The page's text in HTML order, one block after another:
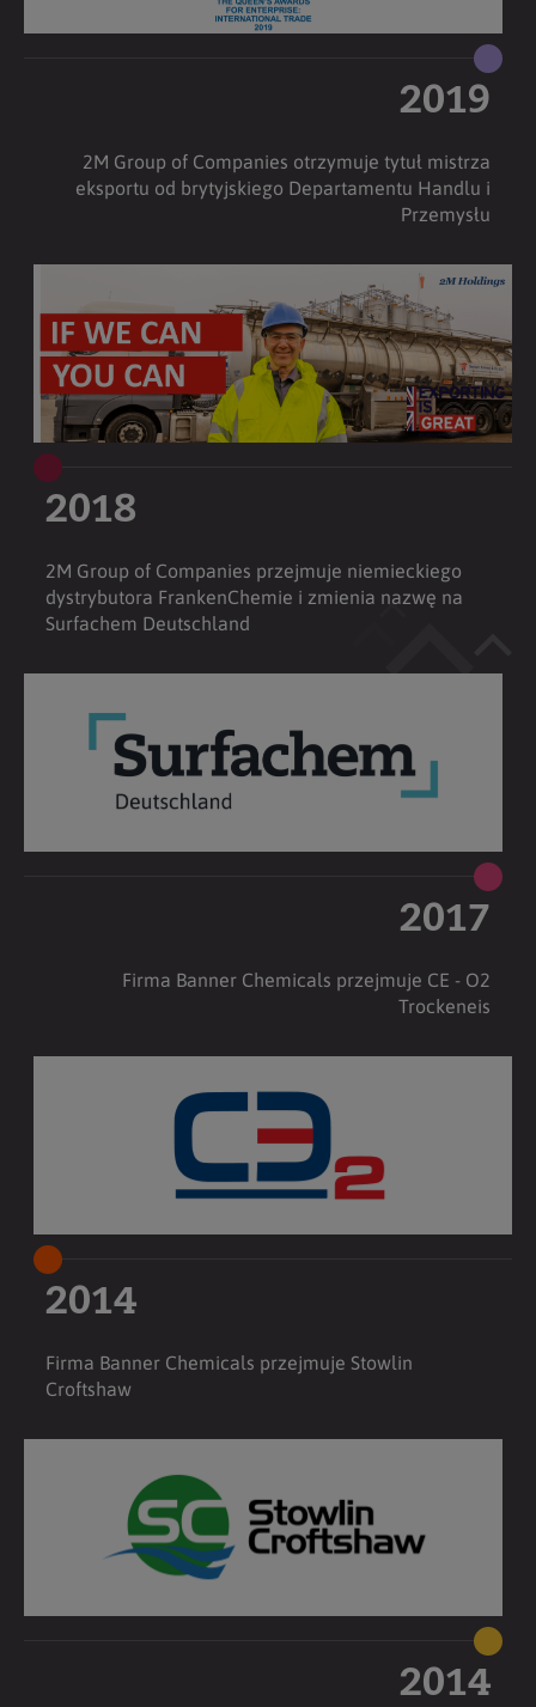
2019
2M Group of Companies otrzymuje tytuł mistrza
eksportu od brytyjskiego Departamentu Handlu i
Przemysłu
2018
2M Group of Companies przejmuje niemieckiego
dystrybutora FrankenChemie i zmienia nazwę na
Surfachem Deutschland
2017
Firma Banner Chemicals przejmuje CE - O2
Trockeneis
2014
Firma Banner Chemicals przejmuje Stowlin
Croftshaw
2014